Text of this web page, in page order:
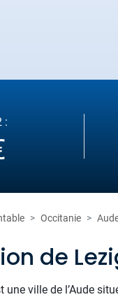
:
Occitanie
de
une ville de l’Aude